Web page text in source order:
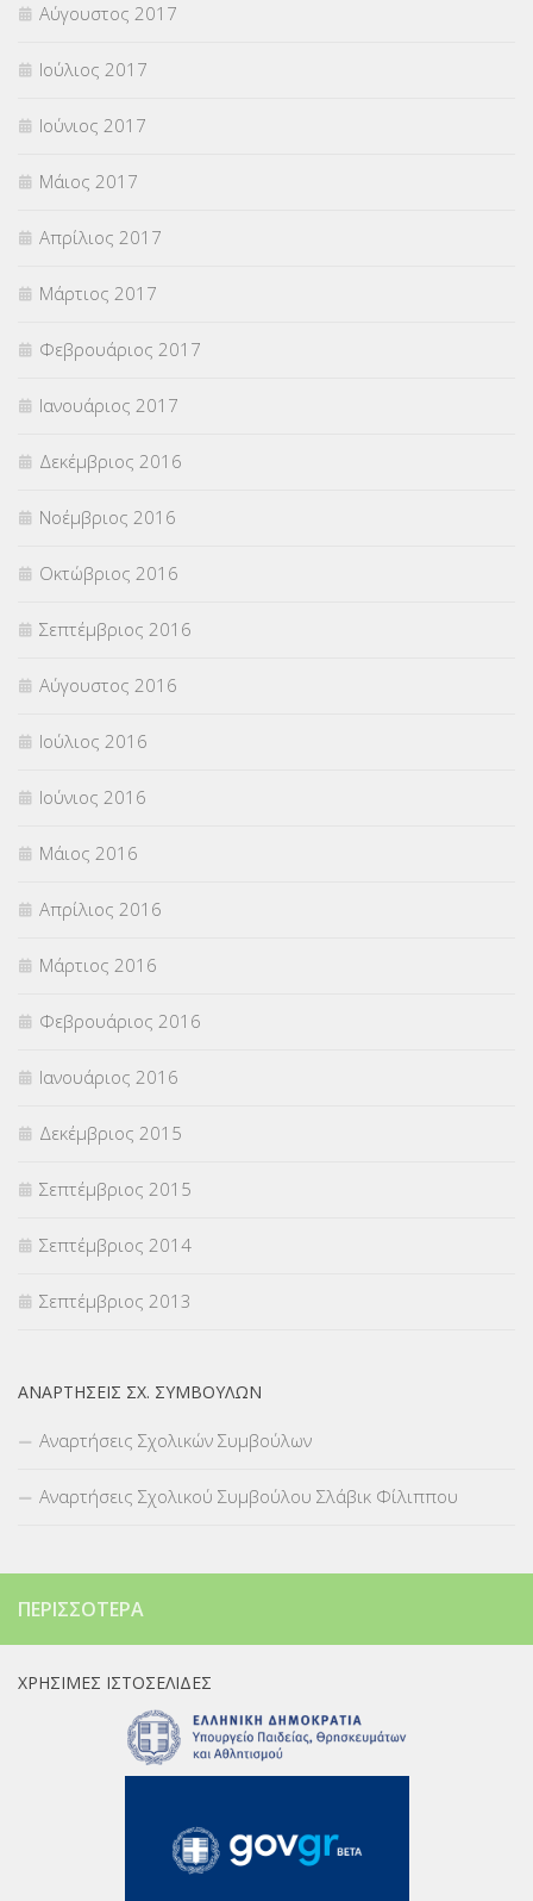
Αύγουστος 2017
Ιούλιος 2017
Ιούνιος 2017
Μάιος 2017
Απρίλιος 2017
Μάρτιος 2017
Φεβρουάριος 2017
Ιανουάριος 2017
Δεκέμβριος 2016
Νοέμβριος 2016
Οκτώβριος 2016
Σεπτέμβριος 2016
Αύγουστος 2016
Ιούλιος 2016
Ιούνιος 2016
Μάιος 2016
Απρίλιος 2016
Μάρτιος 2016
Φεβρουάριος 2016
Ιανουάριος 2016
Δεκέμβριος 2015
Σεπτέμβριος 2015
Σεπτέμβριος 2014
Σεπτέμβριος 2013
ΑΝΑΡΤΉΣΕΙΣ ΣΧ. ΣΥΜΒΟΎΛΩΝ
Αναρτήσεις Σχολικών Συμβούλων
Αναρτήσεις Σχολικού Συμβούλου Σλάβικ Φίλιππου
ΠΕΡΙΣΣΌΤΕΡΑ
ΧΡΉΣΙΜΕΣ ΙΣΤΟΣΕΛΊΔΕΣ